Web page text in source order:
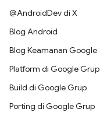
@AndroidDev di X
Blog Android
Blog Keamanan Google
Platform di Google Grup
Build di Google Grup
Porting di Google Grup